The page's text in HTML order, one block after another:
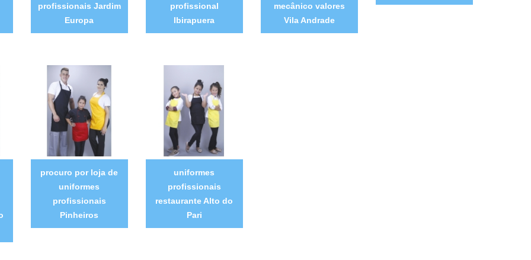
profissionais Jardim
Europa
profissional
Ibirapuera
mecânico valores
Vila Andrade
procuro por loja de
uniformes
profissionais
Pinheiros
uniformes
profissionais
restaurante Alto do
Pari